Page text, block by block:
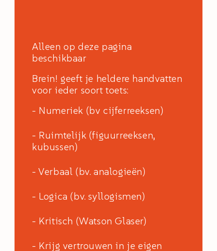
Alleen op deze pagina
beschikbaar
Brein! geeft je heldere handvatten
voor ieder soort toets:
- Numeriek (bv cijferreeksen)
- Ruimtelijk (figuurreeksen,
kubussen)
- Verbaal (bv. analogieën)
- Logica (bv. syllogismen)
- Kritisch (Watson Glaser)
- Krijg vertrouwen in je eigen